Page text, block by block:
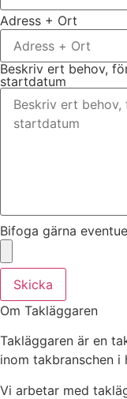
Adress + Ort
Beskriv ert behov,
startdatum
Bifoga gärna
Skicka
Om Takläggaren
Takläggaren är en
inom takbranschen i
Vi arbetar med